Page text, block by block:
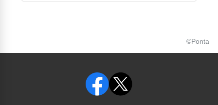
©Ponta